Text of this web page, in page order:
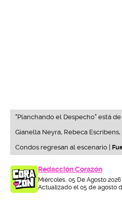
"Planchando el Despecho" está
Gianella Neyra, Rebeca
Condos regresan al escenario |
Redacción Corazón
Miércoles, 05 De Agosto 2026
Actualizado el 05 de agosto